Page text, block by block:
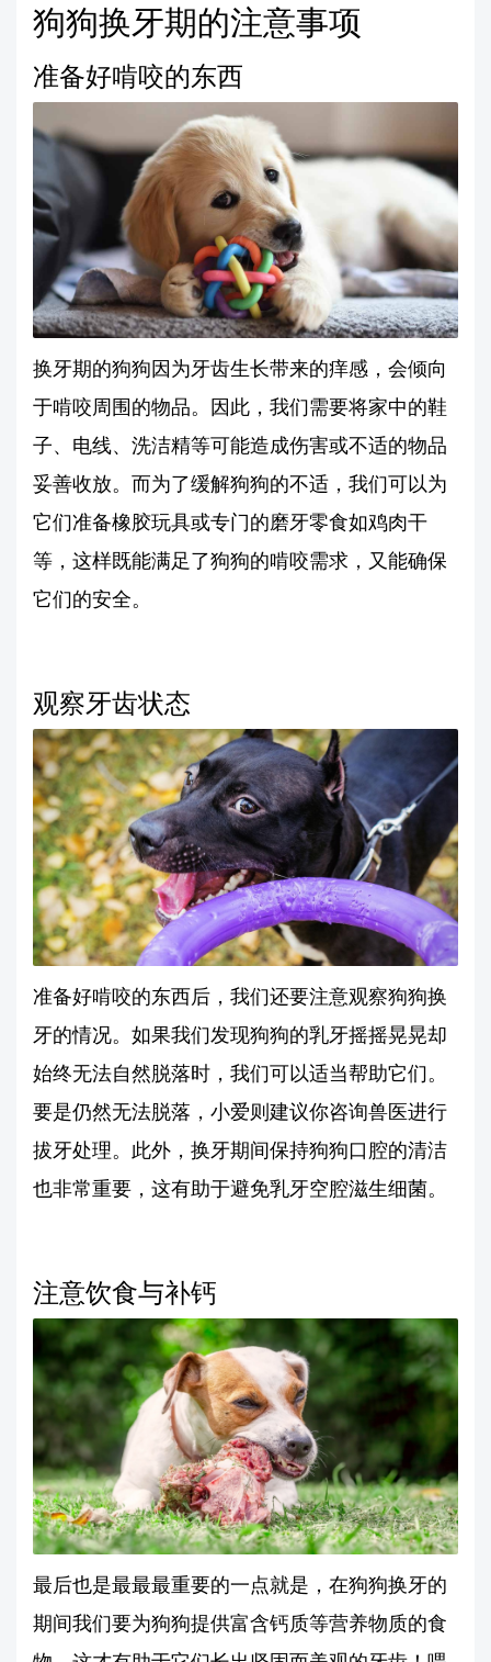
狗狗换牙期的注意事项
准备好啃咬的东西
换牙期的狗狗因为牙齿生长带来的痒感，会倾向
于啃咬周围的物品。因此，我们需要将家中的鞋
子、电线、洗洁精等可能造成伤害或不适的物品
妥善收放。而为了缓解狗狗的不适，我们可以为
它们准备橡胶玩具或专门的磨牙零食如鸡肉干
等，这样既能满足了狗狗的啃咬需求，又能确保
它们的安全。
观察牙齿状态
准备好啃咬的东西后，我们还要注意观察狗狗换
牙的情况。如果我们发现狗狗的乳牙摇摇晃晃却
始终无法自然脱落时，我们可以适当帮助它们。
要是仍然无法脱落，小爱则建议你咨询兽医进行
拔牙处理。此外，换牙期间保持狗狗口腔的清洁
也非常重要，这有助于避免乳牙空腔滋生细菌。
注意饮食与补钙
最后也是最最最重要的一点就是，在狗狗换牙的
期间我们要为狗狗提供富含钙质等营养物质的食